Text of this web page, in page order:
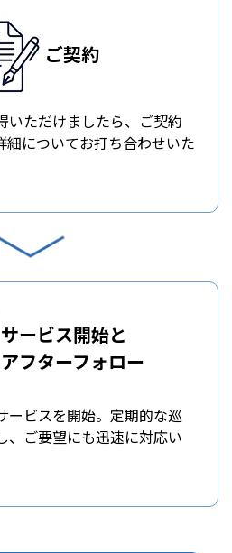
ご契約
いただけましたら、ご契約
細についてお打ち合わせいた
サービス開始と
アフターフォロー
ービスを開始。定期的な巡
、ご要望にも迅速に対応い